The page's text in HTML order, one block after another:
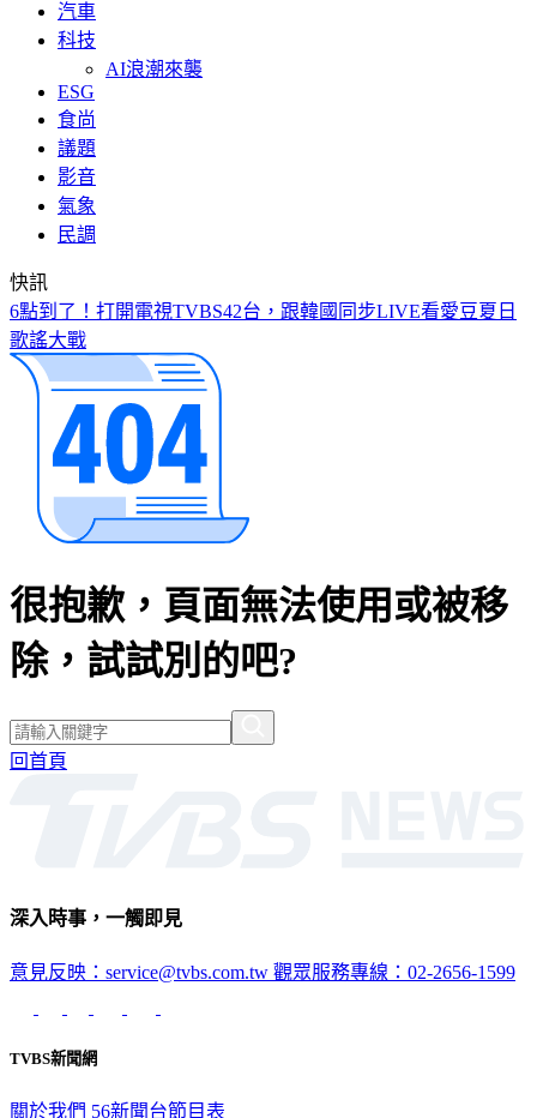
汽車
科技
AI浪潮來襲
ESG
食尚
議題
影音
氣象
民調
快訊
6點到了！打開電視TVBS42台，跟韓國同步LIVE看愛豆夏日
歌謠大戰
很抱歉，頁面無法使用或被移
除，試試別的吧?
回首頁
深入時事，一觸即見
意見反映：service@tvbs.com.tw 觀眾服務專線：02-2656-1599
TVBS新聞網
關於我們 56新聞台節目表